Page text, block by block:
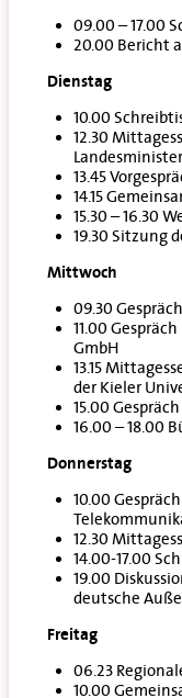
09.00 – 17.00
20.00 Bericht
Dienstag
10.00
12.30
13.45
14.15
15.30 – 16.30
19.30 Sitzung
Mittwoch
09.30
11.00
GmbH
13.15
der Kieler
15.00
16.00 – 18.00
Donnerstag
10.00
12.30
14.00-17.00
19.00
deutsche
Freitag
06.23
10.00